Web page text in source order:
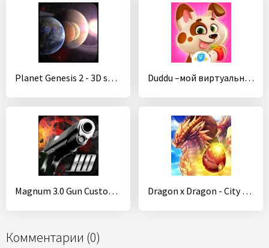
Planet Genesis 2 - 3D solar system sandbox Duddu –мой виртуальный питомец
Magnum 3.0 Gun Custom Simulator Dragon x Dragon - City Sim Game
Комментарии (0)